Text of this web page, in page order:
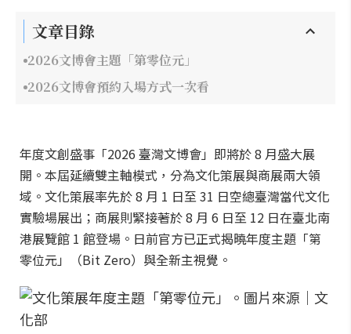
文章目錄
2026文博會主題「第零位元」
2026文博會預約入場方式一次看
年度文創盛事「2026 臺灣文博會」即將於 8 月盛大展
開。本屆延續雙主軸模式，分為文化策展與商展兩大領
域。文化策展率先於 8 月 1 日至 31 日空總臺灣當代文化
實驗場展出；商展則緊接著於 8 月 6 日至 12 日在臺北南
港展覽館 1 館登場。日前官方已正式揭曉年度主題「第
零位元」（Bit Zero）與全新主視覺。